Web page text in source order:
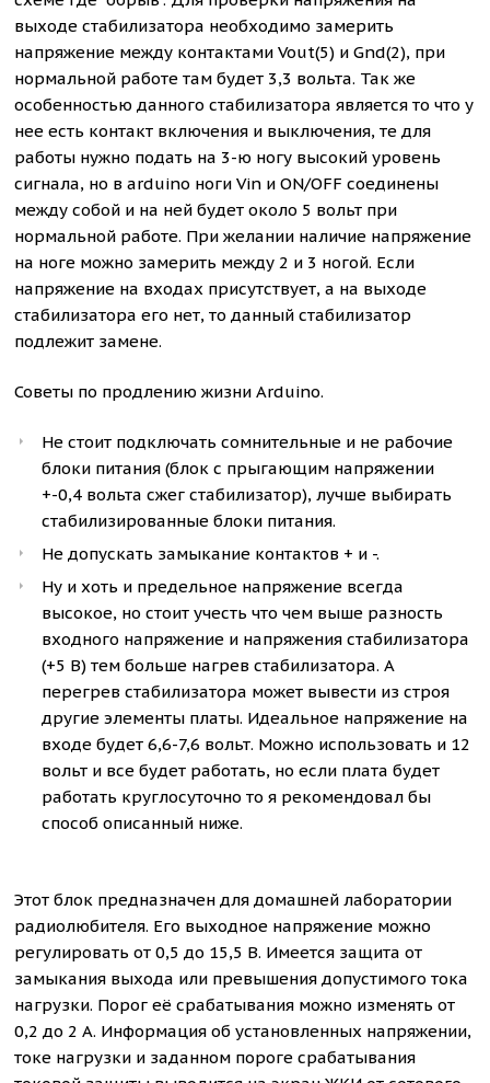
выходе стабилизатора необходимо замерить
напряжение между контактами Vout(5) и Gnd(2), при
нормальной работе там будет 3,3 вольта. Так же
особенностью данного стабилизатора является то что у
нее есть контакт включения и выключения, те для
работы нужно подать на 3-ю ногу высокий уровень
сигнала, но в arduino ноги Vin и ON/OFF соединены
между собой и на ней будет около 5 вольт при
нормальной работе. При желании наличие напряжение
на ноге можно замерить между 2 и 3 ногой. Если
напряжение на входах присутствует, а на выходе
стабилизатора его нет, то данный стабилизатор
подлежит замене.
Советы по продлению жизни Arduino.
Не стоит подключать сомнительные и не рабочие
блоки питания (блок с прыгающим напряжении
+-0,4 вольта сжег стабилизатор), лучше выбирать
стабилизированные блоки питания.
Не допускать замыкание контактов + и -.
Ну и хоть и предельное напряжение всегда
высокое, но стоит учесть что чем выше разность
входного напряжение и напряжения стабилизатора
(+5 В) тем больше нагрев стабилизатора. А
перегрев стабилизатора может вывести из строя
другие элементы платы. Идеальное напряжение на
входе будет 6,6-7,6 вольт. Можно использовать и 12
вольт и все будет работать, но если плата будет
работать круглосуточно то я рекомендовал бы
способ описанный ниже.
Этот блок предназначен для домашней лаборатории
радиолюбителя. Его выходное напряжение можно
регулировать от 0,5 до 15,5 В. Имеется защита от
замыкания выхода или превышения допустимого тока
нагрузки. Порог её срабатывания можно изменять от
0,2 до 2 А. Информация об установленных напряжении,
токе нагрузки и заданном пороге срабатывания